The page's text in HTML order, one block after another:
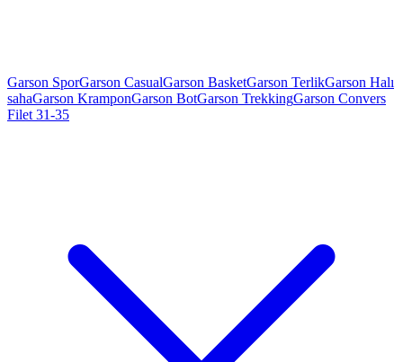
Garson SporGarson CasualGarson BasketGarson TerlikGarson Halı
sahaGarson KramponGarson BotGarson TrekkingGarson Convers
Filet 31-35